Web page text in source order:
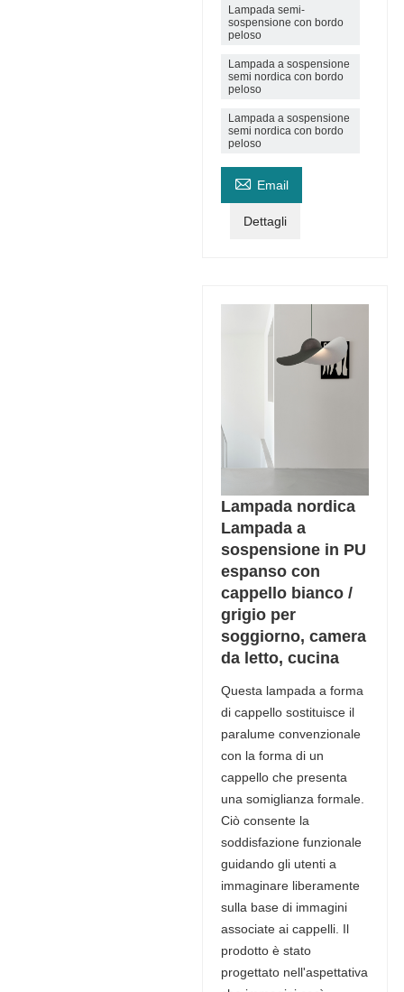
Lampada semi-
sospensione con bordo
peloso
Lampada a sospensione
semi nordica con bordo
peloso
Lampada a sospensione
semi nordica con bordo
peloso
 Email
Dettagli
Lampada nordica
Lampada a
sospensione in PU
espanso con
cappello bianco /
grigio per
soggiorno, camera
da letto, cucina
Questa lampada a forma
di cappello sostituisce il
paralume convenzionale
con la forma di un
cappello che presenta
una somiglianza formale.
Ciò consente la
soddisfazione funzionale
guidando gli utenti a
immaginare liberamente
sulla base di immagini
associate ai cappelli. Il
prodotto è stato
progettato nell'aspettativa